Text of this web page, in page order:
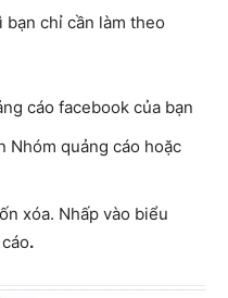
bạn chỉ cần làm theo
cáo facebook của bạn
Nhóm quảng cáo hoặc
xóa. Nhấp vào biểu
.